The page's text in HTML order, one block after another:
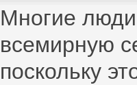
Многие
всемирную
поскольку